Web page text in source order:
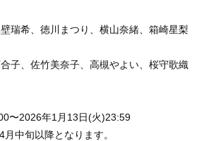
瑞希、徳川まつり、横山奈緒、箱崎星梨
子、佐竹美奈子、高槻やよい、桜守歌織
〜2026年1月13日(火)23:59
中旬以降となります。